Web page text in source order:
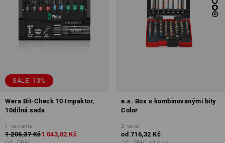
SALE -13%
Wera Bit-Check 10 Impaktor,
10dílná sada
1 varianta
1 206,37 Kč1 043,02 Kč
e.s. Box s kombinovanými bity
Color
2 verzí
od 716,32 Kč